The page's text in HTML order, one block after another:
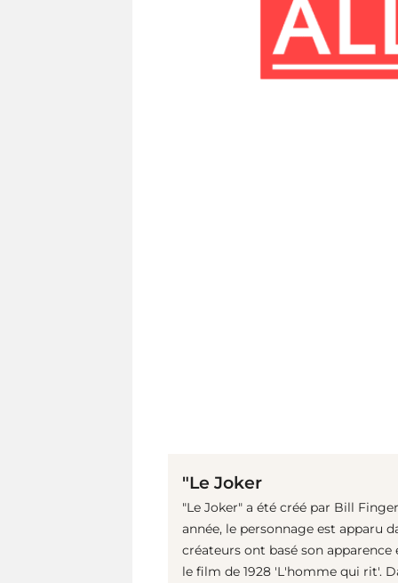
"Le Joker
"Le Joker" a été créé par Bill
année, le personnage est apparu
créateurs ont basé son
le film de 1928 'L'homme qui rit'.